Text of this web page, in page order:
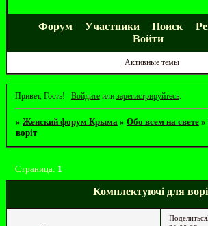
Форум Участники Поиск
Войти
Активные темы
Привет, Гость! Войдитеили зарегистрируйтесь.
» Женский форум Крыма » Обо всем на свете »
воріт
Комплектуючі для
Страница: 1
Поделиться